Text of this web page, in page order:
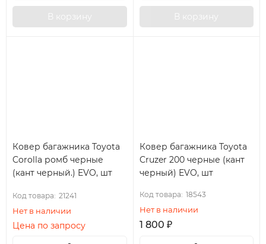
В корзину В корзину
Ковер багажника Toyota
Corolla ромб черные
(кант черный.) EVO, шт
Код товара: 21241
Нет в наличии
Цена по запросу
Ковер багажника Toyota
Cruzer 200 черные (кант
черный) EVO, шт
Код товара: 18543
Нет в наличии
1 800 ₽